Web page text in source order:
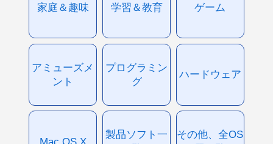
家庭＆趣味 学習＆教育 ゲーム
アミューズメ
ント
プログラミン
グ
ハードウェア
Mac OS X
製品ソフト一
その他、全OS